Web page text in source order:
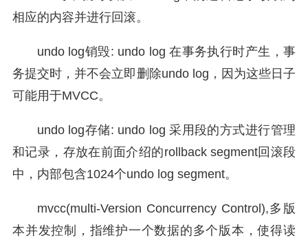
相应的内容并进行回滚。
undo log销毁: undo log 在事务执行时产生，事
务提交时，并不会立即删除undo log，因为这些日子
可能用于MVCC。
undo log存储: undo log 采用段的方式进行管理
和记录，存放在前面介绍的rollback segment回滚段
中，内部包含1024个undo log segment。
mvcc(multi-Version Concurrency Control),多版
本并发控制，指维护一个数据的多个版本，使得读